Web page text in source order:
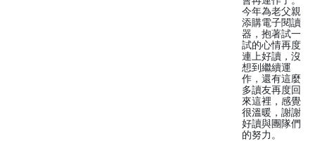
今年為老父親
添購電子閱讀
器，抱著試一
試的心情再度
連上好讀，沒
想到繼續運
作，還有這麼
多讀友再度回
來這裡，感覺
很溫暖，謝謝
好讀與團隊們
的努力。